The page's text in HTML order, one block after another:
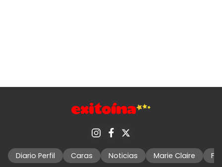
Diario Perfil Caras Noticias Marie Claire